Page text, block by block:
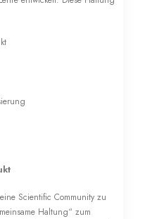
Scientific Community zu
Haltung“ zum